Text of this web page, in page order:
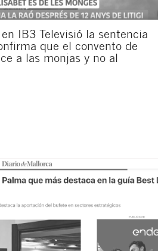
IB3 Televisió la sentencia
que el convento de
a las monjas y no al